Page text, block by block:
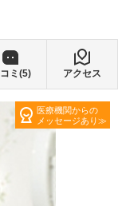
ミ(5) アクセス
医療機関からの
メッセージあり